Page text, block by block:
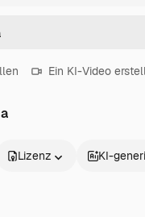
Ein KI-Video
Lizenz KI-